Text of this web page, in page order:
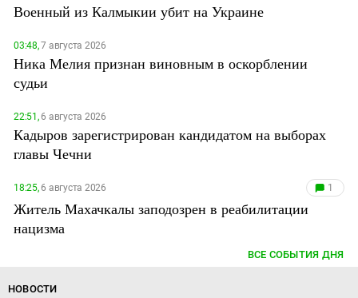
Военный из Калмыкии убит на Украине
03:48,7 августа 2026
Ника Мелия признан виновным в оскорблении
судьи
22:51,6 августа 2026
Кадыров зарегистрирован кандидатом на выборах
главы Чечни
18:25,6 августа 2026 1
Житель Махачкалы заподозрен в реабилитации
нацизма
ВСЕ СОБЫТИЯ ДНЯ
НОВОСТИ